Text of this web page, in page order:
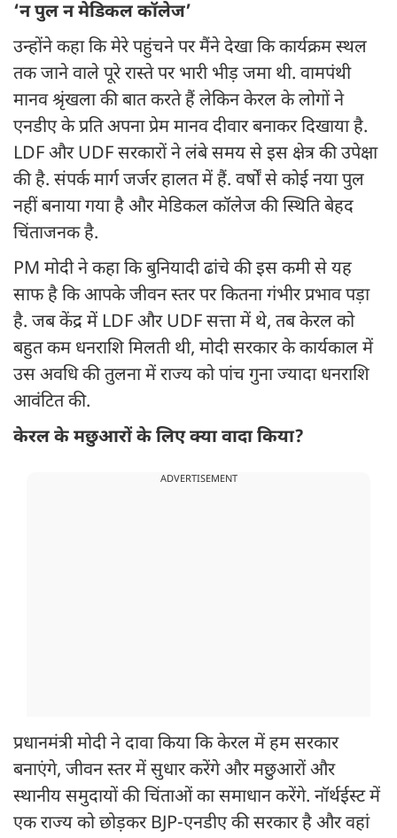
‘न पुल न मेडिकल कॉलेज’
उन्होंने कहा कि मेरे पहुंचने पर मैंने देखा कि कार्यक्रम स्थल
तक जाने वाले पूरे रास्ते पर भारी भीड़ जमा थी. वामपंथी
मानव श्रृंखला की बात करते हैं लेकिन केरल के लोगों ने
एनडीए के प्रति अपना प्रेम मानव दीवार बनाकर दिखाया है.
LDF और UDF सरकारों ने लंबे समय से इस क्षेत्र की उपेक्षा
की है. संपर्क मार्ग जर्जर हालत में हैं. वर्षों से कोई नया पुल
नहीं बनाया गया है और मेडिकल कॉलेज की स्थिति बेहद
चिंताजनक है.
PM मोदी ने कहा कि बुनियादी ढांचे की इस कमी से यह
साफ है कि आपके जीवन स्तर पर कितना गंभीर प्रभाव पड़ा
है. जब केंद्र में LDF और UDF सत्ता में थे, तब केरल को
बहुत कम धनराशि मिलती थी, मोदी सरकार के कार्यकाल में
उस अवधि की तुलना में राज्य को पांच गुना ज्यादा धनराशि
आवंटित की.
केरल के मछुआरों के लिए क्या वादा किया?
ADVERTISEMENT
प्रधानमंत्री मोदी ने दावा किया कि केरल में हम सरकार
बनाएंगे, जीवन स्तर में सुधार करेंगे और मछुआरों और
स्थानीय समुदायों की चिंताओं का समाधान करेंगे. नॉर्थईस्ट में
एक राज्य को छोड़कर BJP-एनडीए की सरकार है और वहां